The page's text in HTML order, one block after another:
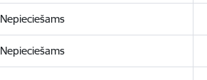
Nepieciešams
Nepieciešams